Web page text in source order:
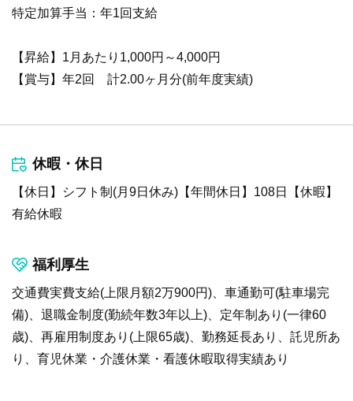
特定加算手当：年1回支給
【昇給】1月あたり1,000円～4,000円
【賞与】年2回 計2.00ヶ月分(前年度実績)
休暇・休日
【休日】シフト制(月9日休み)【年間休日】108日【休暇】
有給休暇
福利厚生
交通費実費支給(上限月額2万900円)、車通勤可(駐車場完
備)、退職金制度(勤続年数3年以上)、定年制あり(一律60
歳)、再雇用制度あり(上限65歳)、勤務延長あり、託児所あ
り、育児休業・介護休業・看護休暇取得実績あり